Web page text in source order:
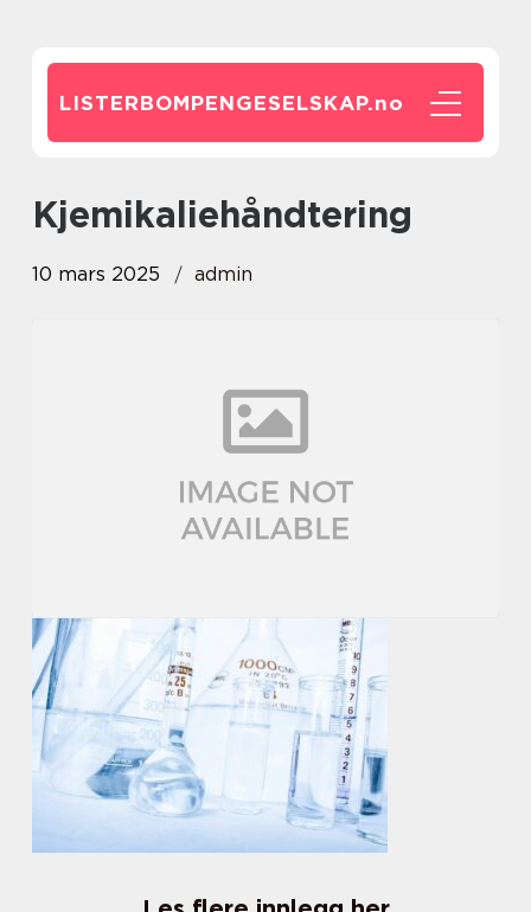
LISTERBOMPENGESELSKAP.no
kjemikaliehåndtering
10 mars 2025 admin